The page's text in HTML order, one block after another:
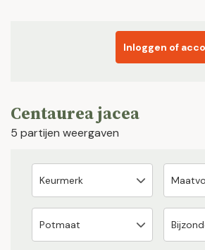
Inloggen of
Centaurea jacea
5 partijen weergaven